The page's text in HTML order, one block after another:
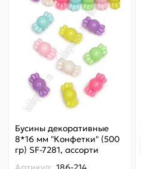
Бусины декоративные
8*16 мм "Конфетки" (500
гр) SF-7281, ассорти